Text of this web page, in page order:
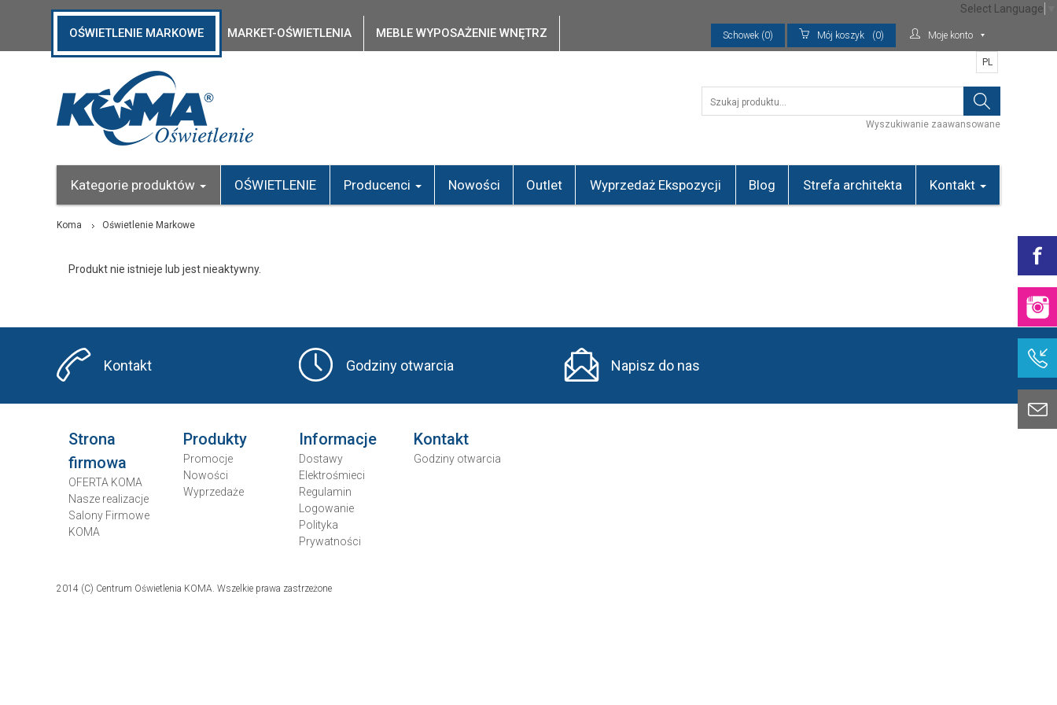
OŚWIETLENIE MARKOWE MARKET-OŚWIETLENIA MEBLE WYPOSAŻENIE WNĘTRZ Schowek (0) Mój koszyk (0) Moje konto
Wyszukiwanie zaawansowane
PL
Kategorie produktów OŚWIETLENIE Producenci Nowości Outlet Wyprzedaż Ekspozycji Blog Strefa architekta Kontakt
Koma Oświetlenie Markowe
Produkt nie istnieje lub jest nieaktywny.
Kontakt Godziny otwarcia Napisz do nas
Strona
firmowa
OFERTA KOMA
Nasze realizacje
Salony Firmowe
KOMA
Produkty
Promocje
Nowości
Wyprzedaże
Informacje
Dostawy
Elektrośmieci
Regulamin
Logowanie
Polityka
Prywatności
Kontakt
Godziny otwarcia
2014 (C) Centrum Oświetlenia KOMA. Wszelkie prawa zastrzeżone
Select Language